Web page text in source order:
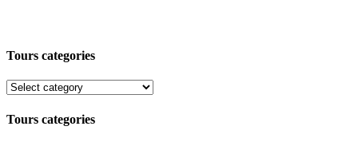
Tours categories
Tours categories